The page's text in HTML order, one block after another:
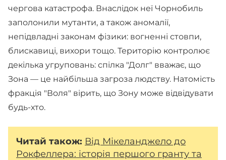
чергова катастрофа. Внаслідок неї Чорнобиль
заполонили мутанти, а також аномалії,
непідвладні законам фізики: вогненні стовпи,
блискавиці, вихори тощо. Територію контролює
декілька угруповань: спілка "Долг" вважає, що
Зона — це найбільша загроза людству. Натомість
фракція "Воля" вірить, що Зону може відвідувати
будь-хто.
Читай також: Від Мікеланджело до
Рокфеллера: історія першого гранту та